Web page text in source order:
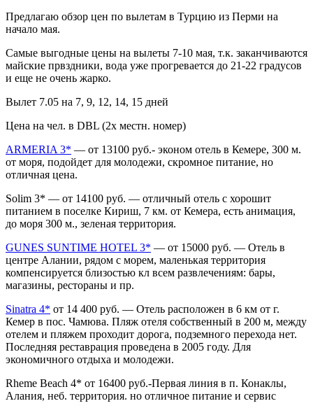
Предлагаю обзор цен по вылетам в Турцию из Перми на
начало мая.
Самые выгодные цены на вылеты 7-10 мая, т.к. заканчиваются
майские првздники, вода уже прогревается до 21-22 градусов
и еще не очень жарко.
Вылет 7.05 на 7, 9, 12, 14, 15 дней
Цена на чел. в DBL (2х местн. номер)
ARMERIA 3* — от 13100 руб.- эконом отель в Кемере, 300 м.
от моря, подойдет для молодежи, скромное питание, но
отличная цена.
Solim 3* — от 14100 руб. — отличный отель с хорошит
питанием в поселке Кириш, 7 км. от Кемера, есть анимация,
до моря 300 м., зеленая территория.
GUNES SUNTIME HOTEL 3* — от 15000 руб. — Отель в
центре Алании, рядом с морем, маленькая территория
компенсируется близостью кл всем развлечениям: бары,
магазины, рестораны и пр.
Sinatra 4* от 14 400 руб. — Отель расположен в 6 км от г.
Кемер в пос. Чамюва. Пляж отеля собственный в 200 м, между
отелем и пляжем проходит дорога, подземного перехода нет.
Последняя реставрация проведена в 2005 году. Для
экономичного отдыха и молодежи.
Rheme Beach 4* от 16400 руб.-Первая линия в п. Конаклы,
Алания, неб. территория. но отличное питание и сервис